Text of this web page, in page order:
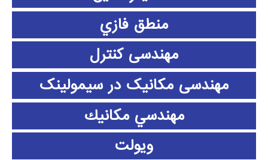
منطق فازي
مهندسی کنترل
مهندسی مکانیک در سیمولینک
مهندسي مكانيك
ویولت